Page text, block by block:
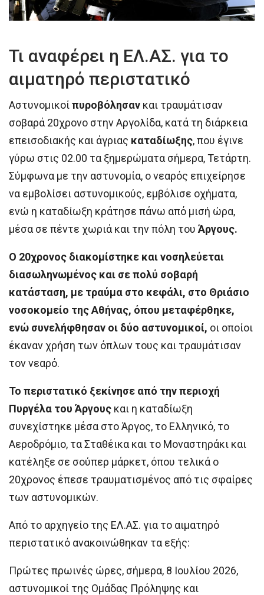
Τι αναφέρει η ΕΛ.ΑΣ. για το
αιματηρό περιστατικό
Αστυνομικοίπυροβόλησαν και τραυμάτισαν
σοβαρά 20χρονο στην Αργολίδα, κατά τη διάρκεια
επεισοδιακής και άγριας καταδίωξης, που έγινε
γύρω στις 02.00 τα ξημερώματα σήμερα, Τετάρτη.
Σύμφωνα με την αστυνομία, ο νεαρός επιχείρησε
να εμβολίσει αστυνομικούς, εμβόλισε οχήματα,
ενώ η καταδίωξη κράτησε πάνω από μισή ώρα,
μέσα σε πέντε χωριά και την πόλη του Άργους.
Ο 20χρονος διακομίστηκε και νοσηλεύεται
διασωληνωμένος και σε πολύ σοβαρή
κατάσταση, με τραύμα στο κεφάλι, στο Θριάσιο
νοσοκομείο της Αθήνας, όπου μεταφέρθηκε,
ενώ συνελήφθησαν οι δύο αστυνομικοί, οι οποίοι
έκαναν χρήση των όπλων τους και τραυμάτισαν
τον νεαρό.
Το περιστατικό ξεκίνησε από την περιοχή
Πυργέλα του Άργους και η καταδίωξη
συνεχίστηκε μέσα στο Άργος, το Ελληνικό, το
Αεροδρόμιο, τα Σταθέικα και το Μοναστηράκι και
κατέληξε σε σούπερ μάρκετ, όπου τελικά ο
20χρονος έπεσε τραυματισμένος από τις σφαίρες
των αστυνομικών.
Από το αρχηγείο της ΕΛ.ΑΣ. για το αιματηρό
περιστατικό ανακοινώθηκαν τα εξής:
Πρώτες πρωινές ώρες, σήμερα, 8 Ιουλίου 2026,
αστυνομικοί της Ομάδας Πρόληψης και